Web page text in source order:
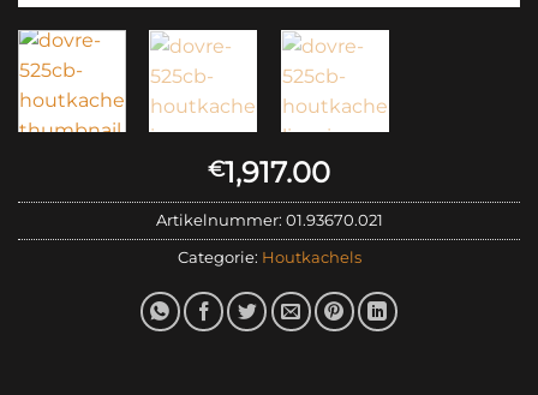
€1,917.00
Artikelnummer: 01.93670.021
Categorie: Houtkachels